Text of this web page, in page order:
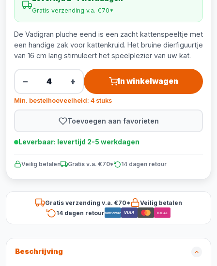
Gratis verzending v.a. €70*
De Vadigran pluche eend is een zacht kattenspeeltje met
een handige zak voor kattenkruid. Het bruine dierfiguurtje
van 16 cm lang stimuleert het speelplezier van uw kat.
− + In winkelwagen
Min. bestelhoeveelheid: 4 stuks
Toevoegen aan favorieten
Leverbaar: levertijd 2-5 werkdagen
Veilig betalen Gratis v.a. €70* 14 dagen retour
Gratis verzending v.a. €70*
Veilig betalen
14 dagen retourBancontact VISA iDEAL
Beschrijving